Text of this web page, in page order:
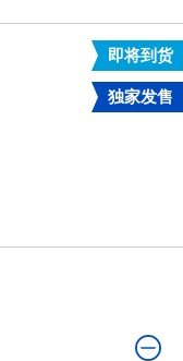
即将到货
独家发售